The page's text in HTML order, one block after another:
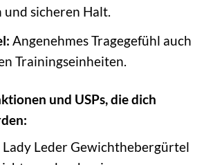
und sicheren Halt.
Angenehmes Tragegefühl auch
Trainingseinheiten.
und USPs, die dich
Lady Leder Gewichthebergürtel